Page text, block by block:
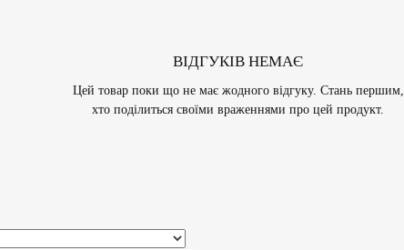
ВІДГУКІВ НЕМАЄ
Цей товар поки що не має жодного відгуку. Стань першим,
хто поділиться своїми враженнями про цей продукт.